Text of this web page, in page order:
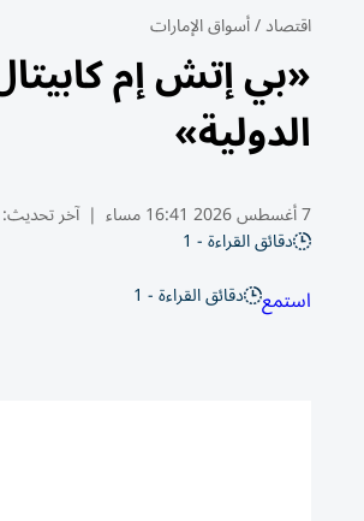
اقتصاد/أسواق الإمارات
«بي إتش إم
الدولية»
7 أغسطس 2026 16:41 مساء | آخر تحديث:
دقائق القراءة - 1
استمع دقائق القراءة - 1